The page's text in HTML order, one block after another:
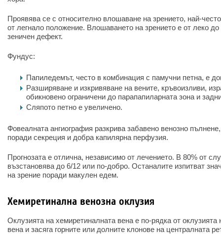
Проявява се с относително влошаване на зрението, най-
от легнало положение. Влошаването на зрението е от леко
зеничен дефект.
Фундус:
Папиледемът, често в комбинация с памучни петна, е
Разширяване и изкривяване на вените, кръвоизливи,
обикновено ограничени до парапапиларната зона и
Сляпото петно е увеличено.
Фовеалната ангиография разкрива забавено венозно
поради секреция и добра капилярна перфузия.
Прогнозата е отлична, независимо от лечението. В 80% от
възстановява до 6/12 или по-добро. Останалите изпитват
на зрение поради макулен едем.
Хемиретинална венозна оклузия
Оклузията на хемиретиналната вена е по-рядка от оклузията
вена и засяга горните или долните клонове на централната